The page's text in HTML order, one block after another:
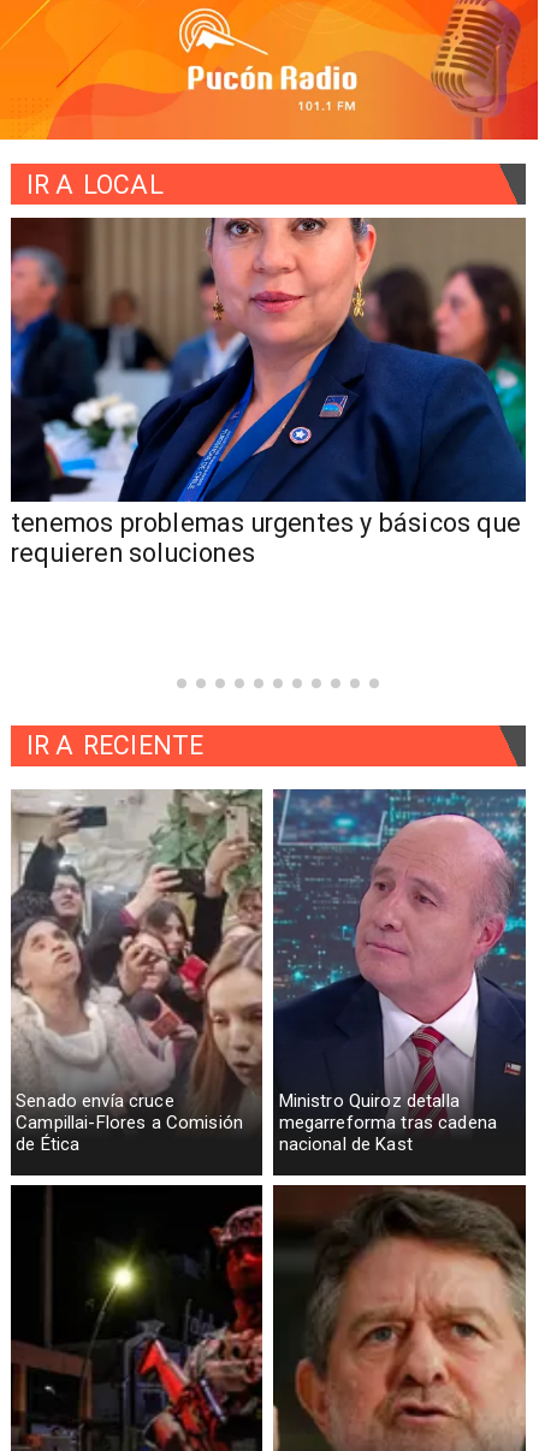
IR A LOCAL
tenemos problemas urgentes y básicos que
requieren soluciones
Senado envía cruce
Campillai-Flores a Comisión
de Ética
Ministro Quiroz detalla
megarreforma tras cadena
nacional de Kast
IR A RECIENTE